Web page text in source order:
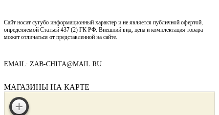
Сайт носит сугубо информационный характер и не является публичной офертой,
определяемой Статьей 437 (2) ГК РФ. Внешний вид, цена и комплектация товара
может отличаться от представленной на сайте.
EMAIL: ZAB-CHITA@MAIL.RU
МАГАЗИНЫ НА КАРТЕ